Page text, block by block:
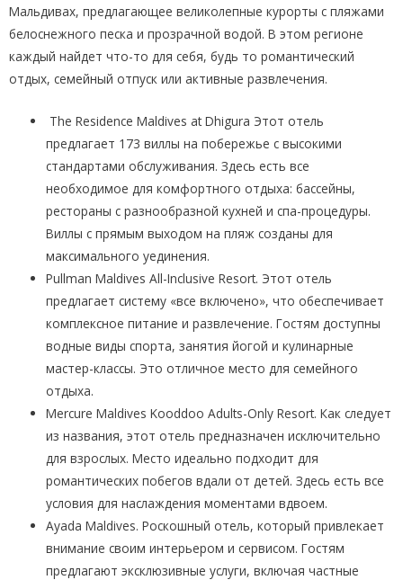
Мальдивах, предлагающее великолепные курорты с пляжами
белоснежного песка и прозрачной водой. В этом регионе
каждый найдет что-то для себя, будь то романтический
отдых, семейный отпуск или активные развлечения.
The Residence Maldives at Dhigura Этот отель
предлагает 173 виллы на побережье с высокими
стандартами обслуживания. Здесь есть все
необходимое для комфортного отдыха: бассейны,
рестораны с разнообразной кухней и спа-процедуры.
Виллы с прямым выходом на пляж созданы для
максимального уединения.
Pullman Maldives All-Inclusive Resort. Этот отель
предлагает систему «все включено», что обеспечивает
комплексное питание и развлечение. Гостям доступны
водные виды спорта, занятия йогой и кулинарные
мастер-классы. Это отличное место для семейного
отдыха.
Mercure Maldives Kooddoo Adults-Only Resort. Как следует
из названия, этот отель предназначен исключительно
для взрослых. Место идеально подходит для
романтических побегов вдали от детей. Здесь есть все
условия для наслаждения моментами вдвоем.
Ayada Maldives. Роскошный отель, который привлекает
внимание своим интерьером и сервисом. Гостям
предлагают эксклюзивные услуги, включая частные